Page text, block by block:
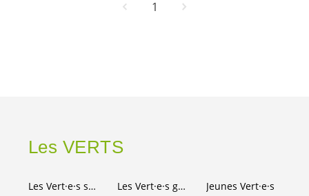
1
Les VERTS
Les Vert·e·s suisses Les Vert·e·s genevois·es Jeunes Vert·e·s